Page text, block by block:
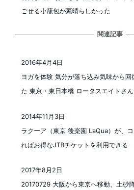
ごせる小籠包が素晴らしかった
関連記事
ヨガを体験 気分が落ち込み気味から回
た 東京・東日本橋 ロータスエイトさ
2016年4月4日
ラクーア（東京 後楽園 LaQua）が、
ればお得なJTBチケットを利用できる
2014年11月3日
20170729 大阪から東京へ移動、土砂
2017年8月2日